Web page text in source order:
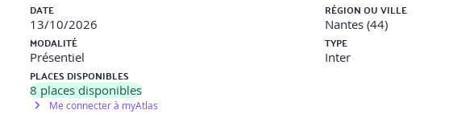
DATE
13/10/2026
RÉGION OU VILLE
Nantes (44)
MODALITÉ
Présentiel
TYPE
Inter
PLACES DISPONIBLES
8 places disponibles
Me connecter à myAtlas